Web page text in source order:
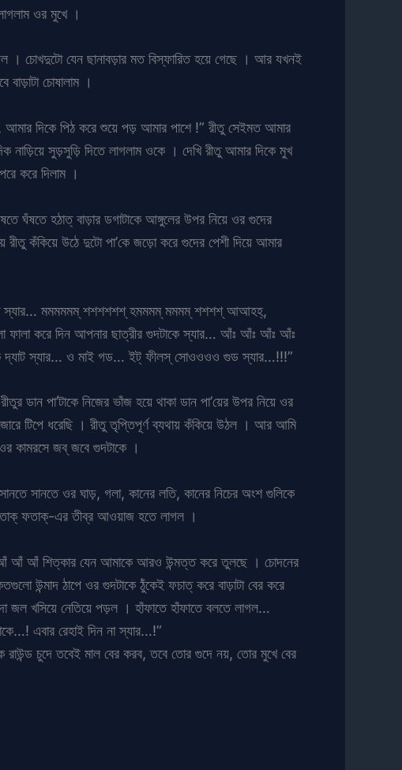
ওর মুখে ।
যেন ছানাবড়ার মত বিস্ফারিত হয়ে গেছে । আর যখনই
চোষালাম ।
দিকে পিঠ করে শুয়ে পড় আমার পাশে !” রীতু সেইমত আমার
নাড়িয়ে সুড়সুড়ি দিতে লাগলাম ওকে । দেখি রীতু আমার দিকে মুখ
করে দিলাম ।
ঘঁষতে হঠাত্ বাড়ার ডগাটাকে আঙ্গুলের উপর নিয়ে ওর গুদের
কঁকিয়ে উঠে দুটো পা’কে জড়ো করে গুদের পেশী দিয়ে আমার
স্যার… মমমমমম্ শশশশশশ্ হমমমম্ মমমম্ শশশশ্ আআহহ্,
ফালা করে দিন আপনার ছাত্রীর গুদটাকে স্যার… আঁঃ আঁঃ আঁঃ আঁঃ
দ্যাট স্যার… ও মাই গড… ইট্ ফীলস্ সোওওওও গুড স্যার…!!!”
পা’টাকে নিজের ভাঁজ হয়ে থাকা ডান পা’য়ের উপর নিয়ে ওর
টিপে ধরেছি । রীতু তৃপ্তিপূর্ণ ব্যথায় কঁকিয়ে উঠল । আর আমি
কামরসে জব্ জবে গুদটাকে ।
সানতে ওর ঘাড়, গলা, কানের লতি, কানের নিচের অংশ গুলিকে
ফতাক্ ফতাক্-এর তীব্র আওয়াজ হতে লাগল ।
আঁ আঁ আঁ আঁ শিত্কার যেন আমাকে আরও উন্মত্ত করে তুলছে । চোদনের
উন্মাদ ঠাপে ওর গুদটাকে ঠুঁকেই ফচাত্ করে বাড়াটা বের করে
জল খসিয়ে নেতিয়ে পড়ল । হাঁফাতে হাঁফাতে বলতে লাগল…
এবার রেহাই দিন না স্যার…!”
চুদে তবেই মাল বের করব, তবে তোর গুদে নয়, তোর মুখে বের